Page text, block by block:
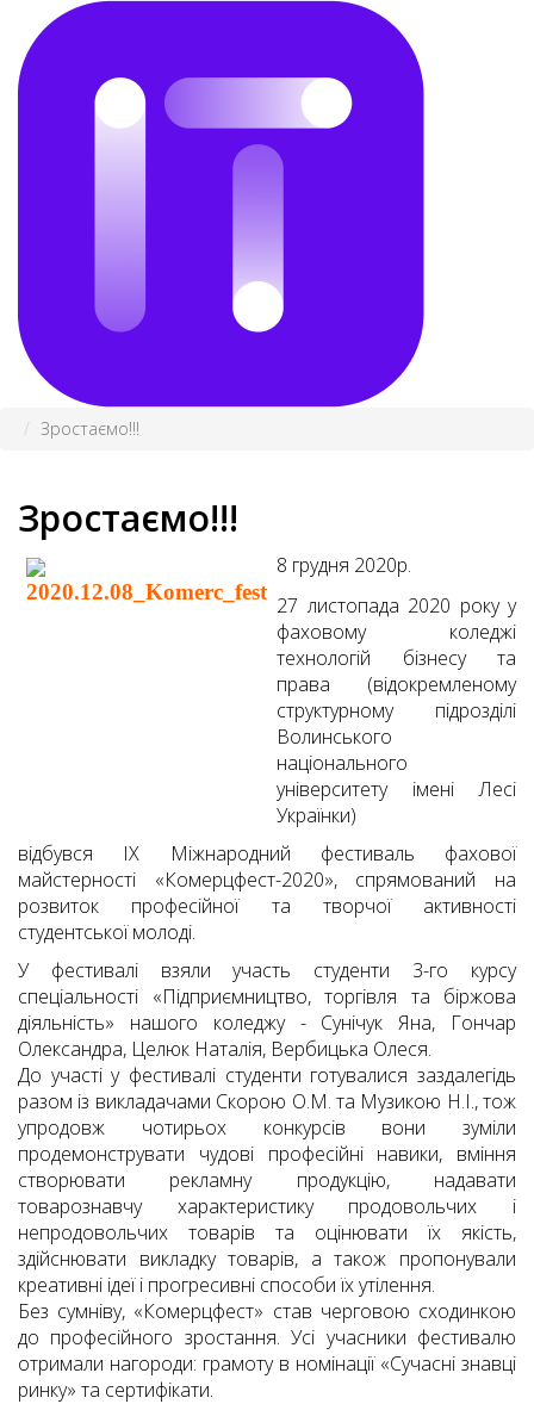
Зростаємо!!!
Зростаємо!!!
8 грудня 2020р.
27 листопада 2020 року у
фаховому коледжі
технологій бізнесу та
права (відокремленому
структурному підрозділі
Волинського
національного
університету імені Лесі
Українки)
відбувся ІХ Міжнародний фестиваль фахової
майстерності «Комерцфест-2020», спрямований на
розвиток професійної та творчої активності
студентської молоді.
У фестивалі взяли участь студенти 3-го курсу
спеціальності «Підприємництво, торгівля та біржова
діяльність» нашого коледжу - Сунічук Яна, Гончар
Олександра, Целюк Наталія, Вербицька Олеся.
До участі у фестивалі студенти готувалися заздалегідь
разом із викладачами Скорою О.М. та Музикою Н.І., тож
упродовж чотирьох конкурсів вони зуміли
продемонструвати чудові професійні навики, вміння
створювати рекламну продукцію, надавати
товарознавчу характеристику продовольчих і
непродовольчих товарів та оцінювати їх якість,
здійснювати викладку товарів, а також пропонували
креативні ідеї і прогресивні способи їх утілення.
Без сумніву, «Комерцфест» став черговою сходинкою
до професійного зростання. Усі учасники фестивалю
отримали нагороди: грамоту в номінації «Сучасні знавці
ринку» та сертифікати.